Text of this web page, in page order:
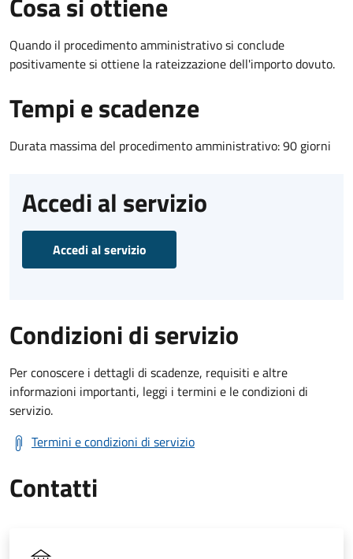
Quando il procedimento amministrativo si conclude
positivamente si ottiene la rateizzazione dell'importo dovuto.
Tempi e scadenze
Durata massima del procedimento amministrativo: 90 giorni
Accedi al servizio
Accedi al servizio
Condizioni di servizio
Per conoscere i dettagli di scadenze, requisiti e altre
informazioni importanti, leggi i termini e le condizioni di
servizio.
Termini e condizioni di servizio
Contatti